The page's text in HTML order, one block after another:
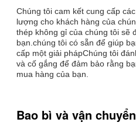
Chúng tôi cam kết cung cấp
lượng cho khách hàng của
thép không gỉ của chúng tôi sẽ
bạn.chúng tôi có sẵn để giúp
cấp một giải phápChúng tôi
và cố gắng để đảm bảo rằng
mua hàng của bạn.
Bao bì và vận